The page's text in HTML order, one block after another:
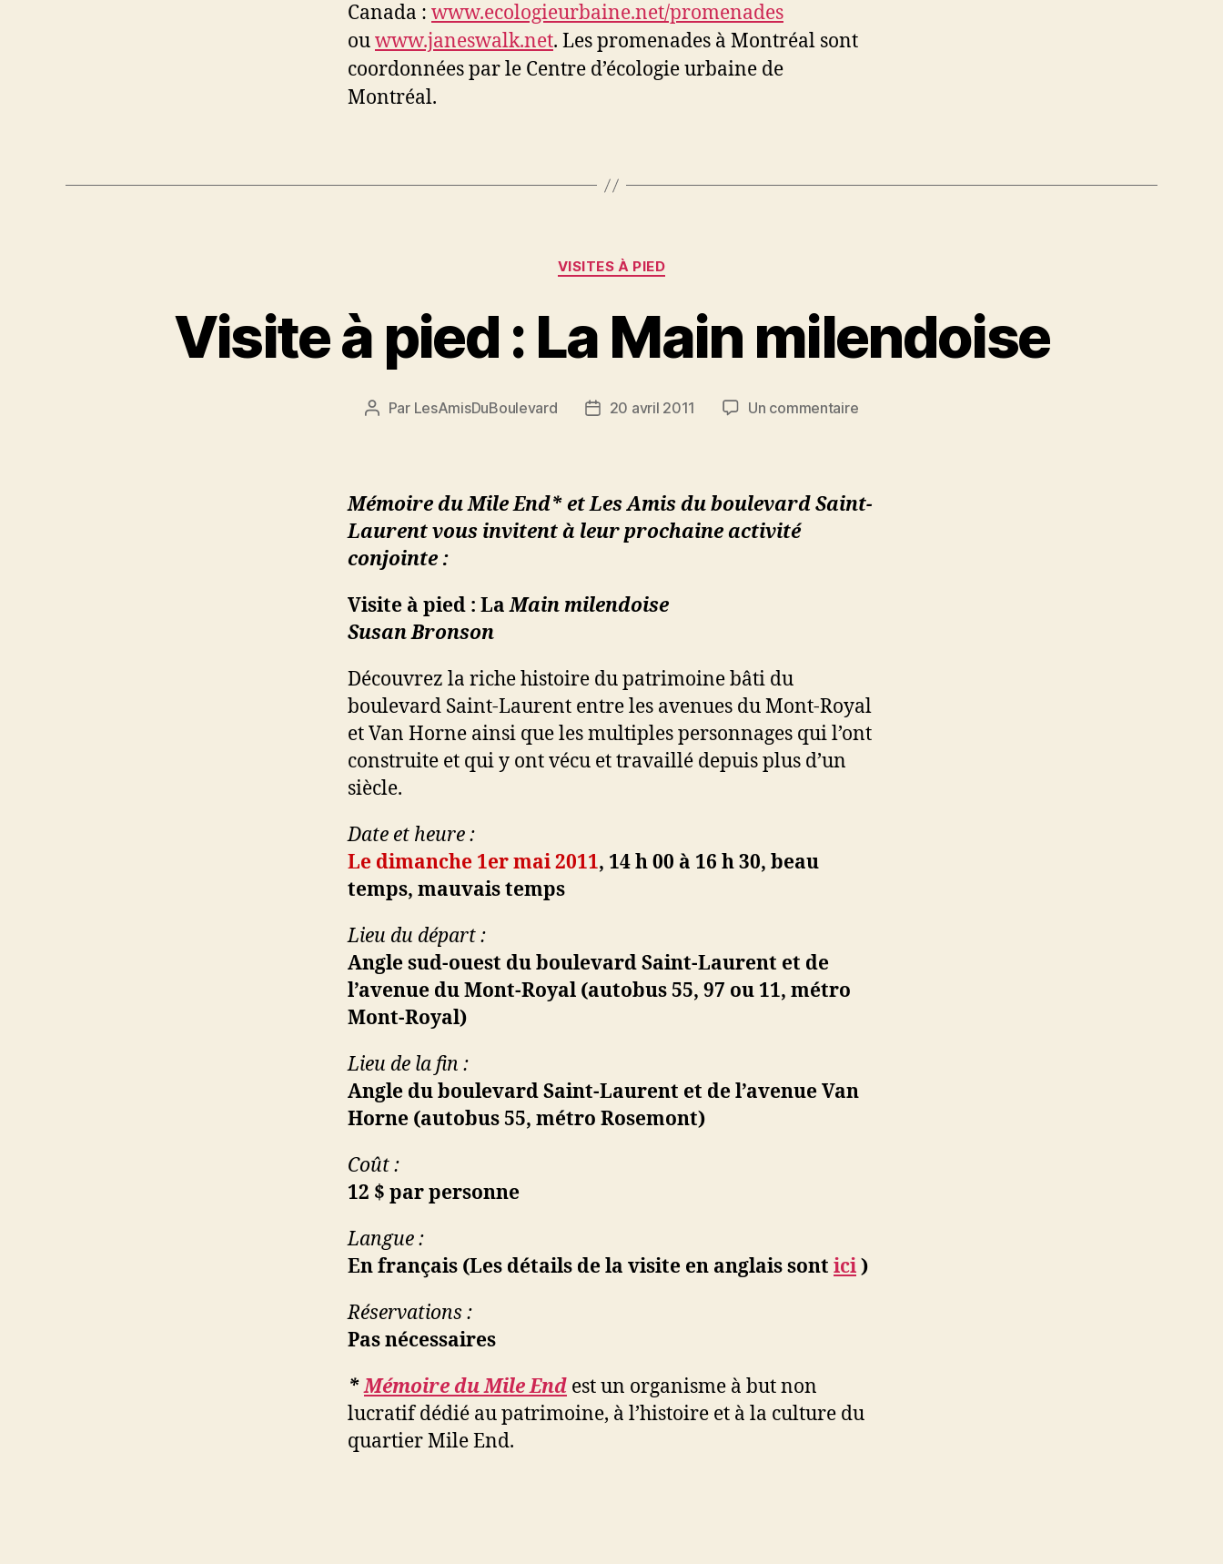
Canada : www.ecologieurbaine.net/promenades
ouwww.janeswalk.net. Les promenades à Montréal sont
coordonnées par le Centre d’écologie urbaine de
Montréal.
Catégories
VISITES À PIED
Visite à pied : La Main milendoise
Auteur
Par LesAmisDuBoulevard
Date20 avril 2011 Un commentairesur
La
Mémoire du Mile End* et Les Amis du boulevard Saint-
Laurent vous invitent à leur prochaine activité
conjointe :
Visite à pied : LaMain milendoise
Susan Bronson
Découvrez la riche histoire du patrimoine bâti du
boulevard Saint-Laurent entre les avenues du Mont-Royal
et Van Horne ainsi que les multiples personnages qui l’ont
construite et qui y ont vécu et travaillé depuis plus d’un
siècle.
Date et heure :
Le dimanche 1er mai 2011, 14 h 00 à 16 h 30, beau
temps, mauvais temps
Lieu du départ :
Angle sud-ouest du boulevard Saint-Laurent et de
l’avenue du Mont-Royal (autobus 55, 97 ou 11, métro
Mont-Royal)
Lieu de la fin :
Angle du boulevard Saint-Laurent et de l’avenue Van
Horne (autobus 55, métro Rosemont)
Coût :
12 $ par personne
Langue :
En français (Les détails de la visite en anglais sont ici)
Réservations :
Pas nécessaires
*Mémoire du Mile End est un organisme à but non
lucratif dédié au patrimoine, à l’histoire et à la culture du
quartier Mile End.